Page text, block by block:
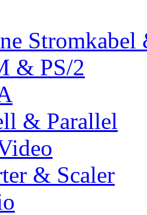
Stromkabel
& PS/2
& Parallel
& Scaler